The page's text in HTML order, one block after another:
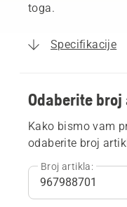
toga.
Specifikacije
Odaberite
Kako bismo vam
odaberite broj
Broj artikla: